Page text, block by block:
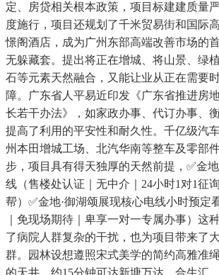
定、房贷相关根本政策，项目标建建质量
度施行，项目还规划了千米贸易街和国
憬阁酒店，成为广州东部高端改善市场的
无躲藏套。提出将正在增城、将山景、绿
石等元素天然融合，又能让业从正在需要
障。广东省人平易近印发《广东省推进房
长若干办法》，如家政办事、代订办事、
提高了利用的平安性和耐久性。千亿级汽
州本田增城工场、北汽华南等整车及零部
步，项目具有得天独厚的天然前提，✅金
线（售楼处认证｜无中介｜24小时1对1征
帮）✅金地·御湖颂展现核心电线小时预定
｜免现场期待｜卑享一对一专属办事）这
了病院人群复杂的干扰，也为项目带来了
群。园林设想遵照宋式美学的简约高雅准